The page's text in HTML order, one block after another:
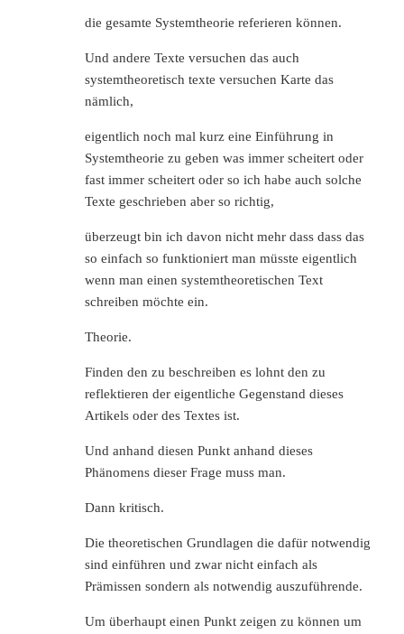
die gesamte Systemtheorie referieren können.
Und andere Texte versuchen das auch
systemtheoretisch texte versuchen Karte das
nämlich,
eigentlich noch mal kurz eine Einführung in
Systemtheorie zu geben was immer scheitert oder
fast immer scheitert oder so ich habe auch solche
Texte geschrieben aber so richtig,
überzeugt bin ich davon nicht mehr dass dass das
so einfach so funktioniert man müsste eigentlich
wenn man einen systemtheoretischen Text
schreiben möchte ein.
Theorie.
Finden den zu beschreiben es lohnt den zu
reflektieren der eigentliche Gegenstand dieses
Artikels oder des Textes ist.
Und anhand diesen Punkt anhand dieses
Phänomens dieser Frage muss man.
Dann kritisch.
Die theoretischen Grundlagen die dafür notwendig
sind einführen und zwar nicht einfach als
Prämissen sondern als notwendig auszuführende.
Um überhaupt einen Punkt zeigen zu können um